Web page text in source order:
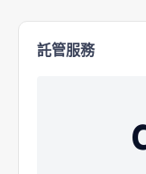
託管服務